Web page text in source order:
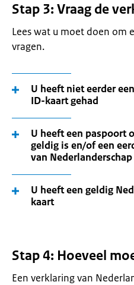
Stap 3: Vraag de
Lees wat u moet doen om
vragen.
U heeft niet eerder
ID-kaart gehad
U heeft een paspoort
geldig is en/of een
van Nederlanderschap
U heeft een geldig
kaart
Stap 4: Hoeveel
Een verklaring van